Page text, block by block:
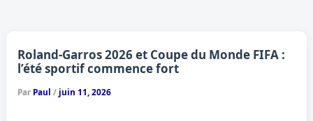
Roland-Garros 2026 et Coupe du Monde FIFA :
l’été sportif commence fort
Par Paul / juin 11, 2026